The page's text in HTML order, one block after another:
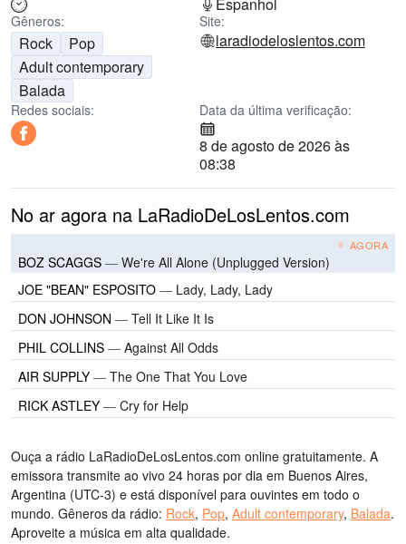
Gêneros:
Rock
Pop
Adult contemporary
Balada
Site:
laradiodeloslentos.com
Redes sociais: Data da última verificação:
8 de agosto de 2026 às
08:38
No ar agora na LaRadioDeLosLentos.com
AGORA
BOZ SCAGGS — We're All Alone (Unplugged Version)
JOE "BEAN" ESPOSITO — Lady, Lady, Lady
DON JOHNSON — Tell It Like It Is
PHIL COLLINS — Against All Odds
AIR SUPPLY — The One That You Love
RICK ASTLEY — Cry for Help
Ouça a rádio LaRadioDeLosLentos.com online gratuitamente. A
emissora transmite ao vivo 24 horas por dia em Buenos Aires,
Argentina (UTC-3) e está disponível para ouvintes em todo o
mundo. Gêneros da rádio: Rock, Pop, Adult contemporary, Balada.
Aproveite a música em alta qualidade.